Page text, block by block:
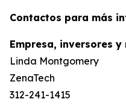
Contactos para más
Empresa, inversores
Linda Montgomery
ZenaTech
312-241-1415